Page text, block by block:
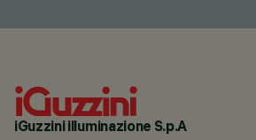
iGuzzini illuminazione S.p.A